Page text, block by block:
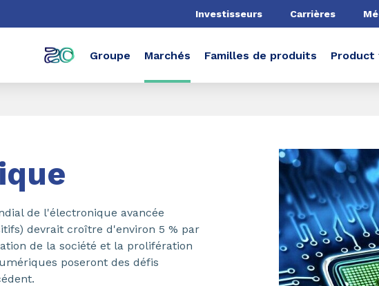
Investisseurs Carrières
Groupe Marchés Familles de produits Product
de l'électronique avancée
devrait croître d'environ 5 % par
de la société et la prolifération
poseront des défis